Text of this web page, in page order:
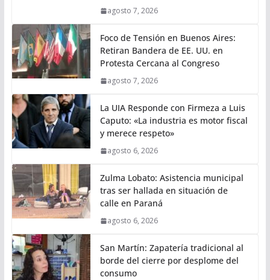
agosto 7, 2026
Foco de Tensión en Buenos Aires:
Retiran Bandera de EE. UU. en
Protesta Cercana al Congreso
agosto 7, 2026
La UIA Responde con Firmeza a Luis
Caputo: «La industria es motor fiscal
y merece respeto»
agosto 6, 2026
Zulma Lobato: Asistencia municipal
tras ser hallada en situación de
calle en Paraná
agosto 6, 2026
San Martín: Zapatería tradicional al
borde del cierre por desplome del
consumo